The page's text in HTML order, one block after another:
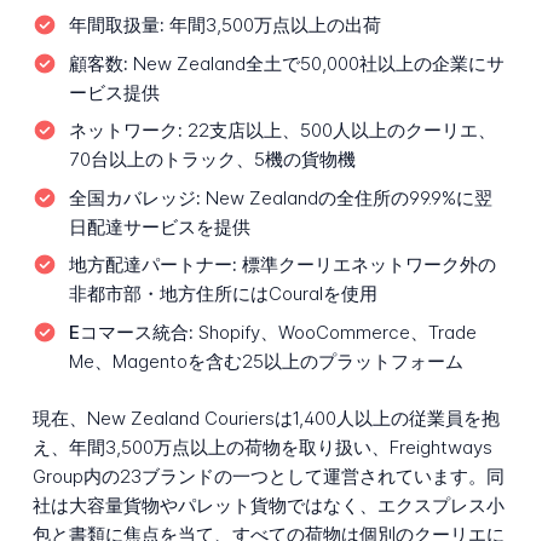
年間取扱量: 年間3,500万点以上の出荷
顧客数: New Zealand全土で50,000社以上の企業にサ
ービス提供
ネットワーク: 22支店以上、500人以上のクーリエ、
70台以上のトラック、5機の貨物機
全国カバレッジ: New Zealandの全住所の99.9%に翌
日配達サービスを提供
地方配達パートナー: 標準クーリエネットワーク外の
非都市部・地方住所にはCouralを使用
Eコマース統合: Shopify、WooCommerce、Trade
Me、Magentoを含む25以上のプラットフォーム
現在、New Zealand Couriersは1,400人以上の従業員を抱
え、年間3,500万点以上の荷物を取り扱い、Freightways
Group内の23ブランドの一つとして運営されています。同
社は大容量貨物やパレット貨物ではなく、エクスプレス小
包と書類に焦点を当て、すべての荷物は個別のクーリエに